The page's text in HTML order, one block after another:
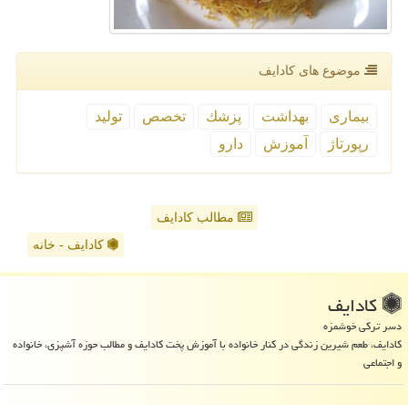
موضوع های كادایف
بیماری بهداشت پزشك تخصص
تولید
رپورتاژ
آموزش دارو
مطالب کادایف
کادایف - خانه
كادایف
دسر ترکی خوشمزه
کادایف، طعم شیرین زندگی در کنار خانواده با آموزش پخت کادایف و مطالب حوزه آشپزی، خانواده
و اجتماعی